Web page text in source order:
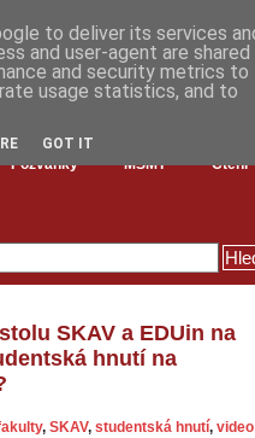
Pozvánky MŠMT Čtení
SKAV a EDUin na
hnutí na
, SKAV, studentská hnutí, video
to deliver its services
and user-agent are shared
and security metrics to
usage statistics, and to
GOT IT